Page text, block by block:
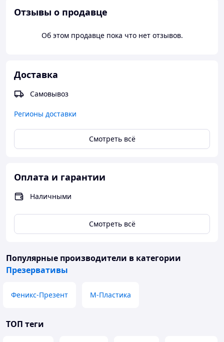
Отзывы о продавце
Об этом продавце пока что нет отзывов.
Доставка
Самовывоз
Регионы доставки
Смотреть всё
Оплата и гарантии
Наличными
Смотреть всё
Популярные производители в категории
Презервативы
Феникс-Презент М-Пластика
ТОП теги